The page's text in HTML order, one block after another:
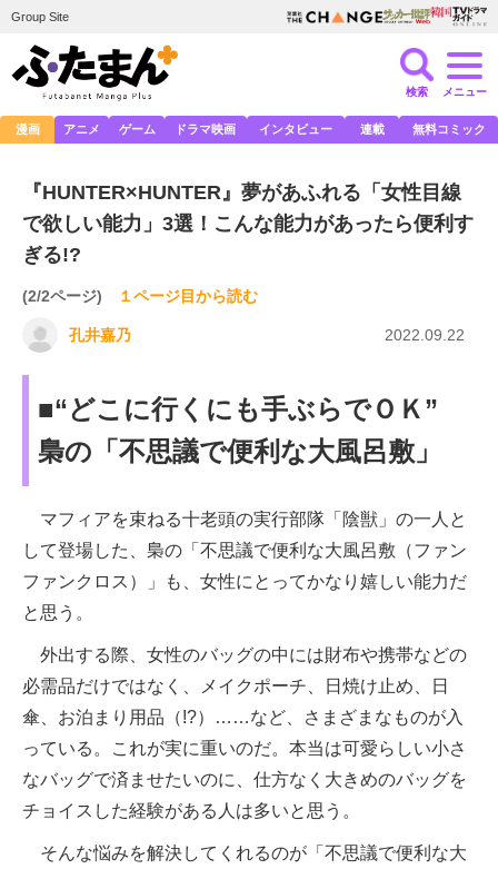
Group Site
検索 メニュー
漫画 アニメ ゲーム ドラマ映画 インタビュー 連載 無料コミック
『HUNTER×HUNTER』夢があふれる「女性目線
で欲しい能力」3選！こんな能力があったら便利す
ぎる!?
(2/2ページ) １ページ目から読む
孔井嘉乃 2022.09.22
■“どこに行くにも手ぶらでＯＫ”
梟の「不思議で便利な大風呂敷」
マフィアを束ねる十老頭の実行部隊「陰獣」の一人と
して登場した、梟の「不思議で便利な大風呂敷（ファン
ファンクロス）」も、女性にとってかなり嬉しい能力だ
と思う。
外出する際、女性のバッグの中には財布や携帯などの
必需品だけではなく、メイクポーチ、日焼け止め、日
傘、お泊まり用品（!?）……など、さまざまなものが入
っている。これが実に重いのだ。本当は可愛らしい小さ
なバッグで済ませたいのに、仕方なく大きめのバッグを
チョイスした経験がある人は多いと思う。
そんな悩みを解決してくれるのが「不思議で便利な大